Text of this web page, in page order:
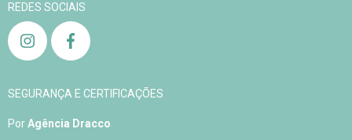
REDES SOCIAIS
SEGURANÇA E CERTIFICAÇÕES
PorAgência Dracco